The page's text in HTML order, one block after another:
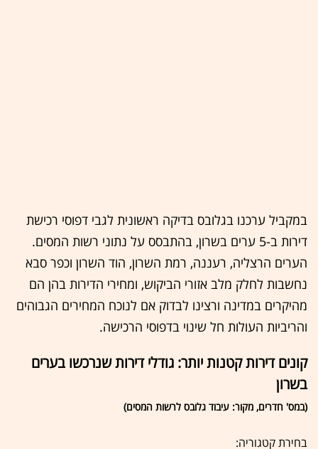
במקביל ערכנו בגלובס בדיקה ראשונית לגבי דפוסי רכישת
דירות ב-5 ערים בשרון, בהתבסס על נתוני רשות המסים.
הערים הרצליה, רעננה, רמת השרון, הוד השרון וכפר סבא
נחשבות לחלק מלב אזורי הביקוש, ומחירי הדירות בהן הם
מהיקרים במדינה ורצינו לבדוק אם לנוכח המחירים הגבוהים
והריביות העולות חל שינוי בדפוסי הרכישה.
קונים דירות קטנות יותר: גודלי דירות שנרכשו בערים
בשרון
(במס' חדרים, מקור: עיבוד גלובס לרשות המסים)
:בחירת קטגוריה